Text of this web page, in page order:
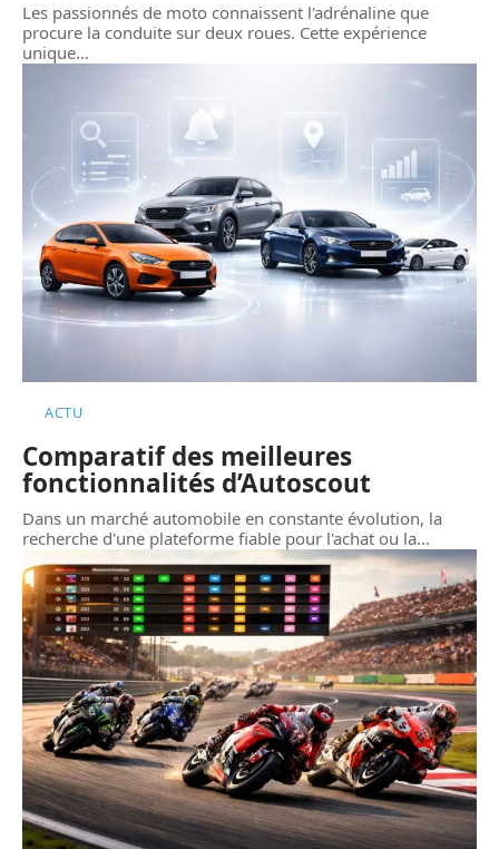
Les passionnés de moto connaissent l'adrénaline que
procure la conduite sur deux roues. Cette expérience
unique…
ACTU
Comparatif des meilleures
fonctionnalités d’Autoscout
Dans un marché automobile en constante évolution, la
recherche d'une plateforme fiable pour l'achat ou la…